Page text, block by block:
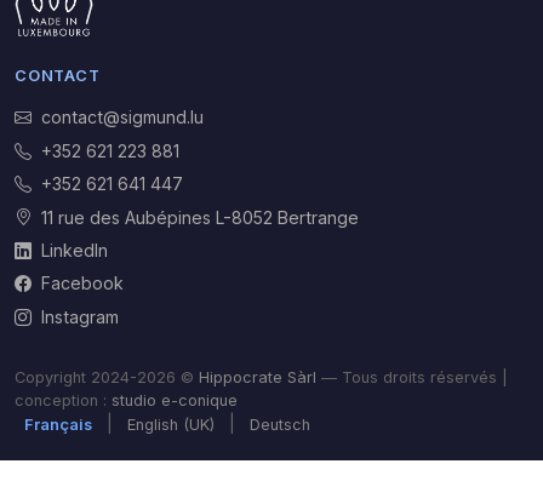
CONTACT
contact@sigmund.lu
+352 621 223 881
+352 621 641 447
11 rue des Aubépines L-8052 Bertrange
LinkedIn
Facebook
Instagram
Copyright 2024-2026 © Hippocrate Sàrl — Tous droits réservés |
conception : studio e-conique
Français
English (UK) Deutsch